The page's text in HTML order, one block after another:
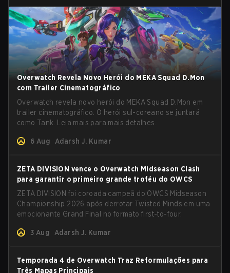
Overwatch Revela Novo Herói do MEKA Squad D.Mon
com Trailer Cinematográfico
Overwatch revela novo herói do MEKA Squad D.Mon em
trailer cinematográfico. O herói sul-coreano se juntará
como Tank. Leia mais para mais detalhes.
6 Aug Adarsh J. Kumar
ZETA DIVISION vence o Overwatch Midseason Clash
para garantir o primeiro grande troféu do OWCS
ZETA DIVISION foi coroada campeã do OWCS Midseason
Championship 2026 após derrotar Twisted Minds em uma
emocionante Grand Final no formato first-to-four.
3 Aug Adarsh J. Kumar
Temporada 4 de Overwatch Traz Reformulações para
Três Mapas Principais